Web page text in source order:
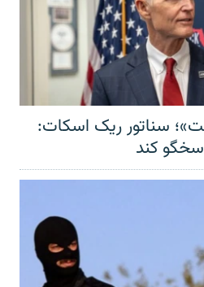
سناتور ریک اسکات:
کند